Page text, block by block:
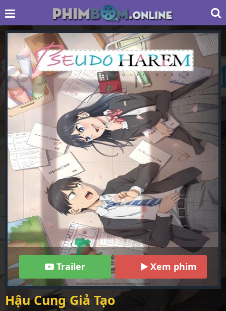
Trailer Xem phim
Hậu Cung Giả Tạo